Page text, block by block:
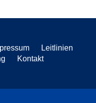
Leitlinien
Kontakt